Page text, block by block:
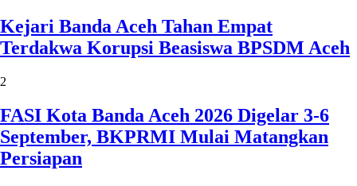
Kejari Banda Aceh Tahan Empat
Terdakwa Korupsi Beasiswa BPSDM Aceh
2
FASI Kota Banda Aceh 2026 Digelar 3-6
September, BKPRMI Mulai Matangkan
Persiapan